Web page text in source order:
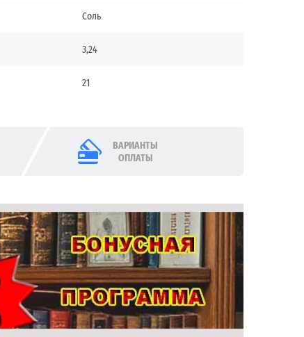
Соль
3,24
21
ВАРИАНТЫ
ОПЛАТЫ